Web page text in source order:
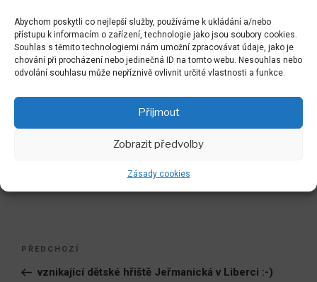
Abychom poskytli co nejlepší služby, používáme k ukládání a/nebo
přístupu k informacím o zařízení, technologie jako jsou soubory cookies.
Souhlas s těmito technologiemi nám umožní zpracovávat údaje, jako je
chování při procházení nebo jedinečná ID na tomto webu. Nesouhlas nebo
odvolání souhlasu může nepříznivě ovlivnit určité vlastnosti a funkce.
Přijmout
Zobrazit předvolby
Zásady cookies
Navigace
Předchozí
příspěvek
PŘEDCHOZÍ
vznikající dětské hřiště Jeřmanická v Liberci :-)